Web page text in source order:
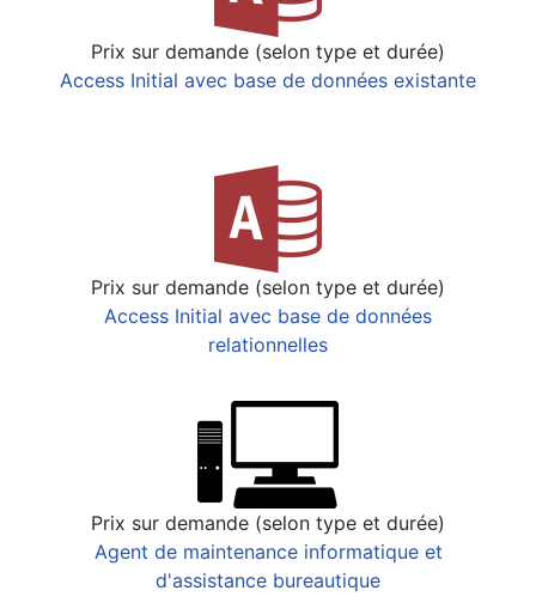
Prix sur demande (selon type et durée)
Access Initial avec base de données existante
Prix sur demande (selon type et durée)
Access Initial avec base de données
relationnelles
Prix sur demande (selon type et durée)
Agent de maintenance informatique et
d'assistance bureautique